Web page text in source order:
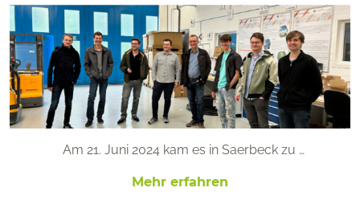
Am 21. Juni 2024 kam es in Saerbeck zu …
Mehr erfahren